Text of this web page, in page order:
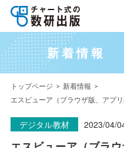
新着情報
トップページ
新着情報
エスビューア（ブラウザ版、アプ
デジタル教材 2023/04/